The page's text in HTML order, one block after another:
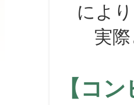
によ
実際と
【コ